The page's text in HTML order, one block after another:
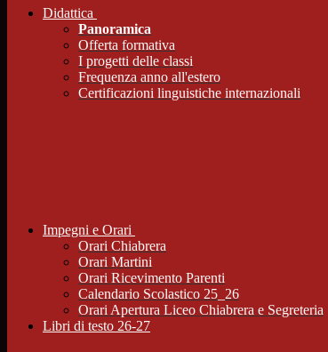
Didattica
Panoramica
Offerta formativa
I progetti delle classi
Frequenza anno all'estero
Certificazioni linguistiche internazionali
Impegni e Orari
Orari Chiabrera
Orari Martini
Orari Ricevimento Parenti
Calendario Scolastico 25_26
Orari Apertura Liceo Chiabrera e Segreteria
Libri di testo 26-27